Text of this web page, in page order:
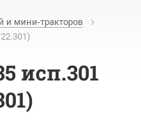
и мини-тракторов
исп.301